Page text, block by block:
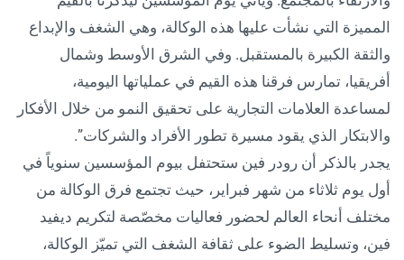
المميزة التي نشأت عليها هذه الوكالة، وهي الشغف والإبداع
والثقة الكبيرة بالمستقبل. وفي الشرق الأوسط وشمال
أفريقيا، تمارس فرقنا هذه القيم في عملياتها اليومية،
لمساعدة العلامات التجارية على تحقيق النمو من خلال الأفكار
والابتكار الذي يقود مسيرة تطور الأفراد والشركات”.
يجدر بالذكر أن رودر فين ستحتفل بيوم المؤسسين سنوياً في
أول يوم ثلاثاء من شهر فبراير، حيث تجتمع فرق الوكالة من
مختلف أنحاء العالم لحضور فعاليات مخصّصة لتكريم ديفيد
فين، وتسليط الضوء على ثقافة الشغف التي تميّز الوكالة،